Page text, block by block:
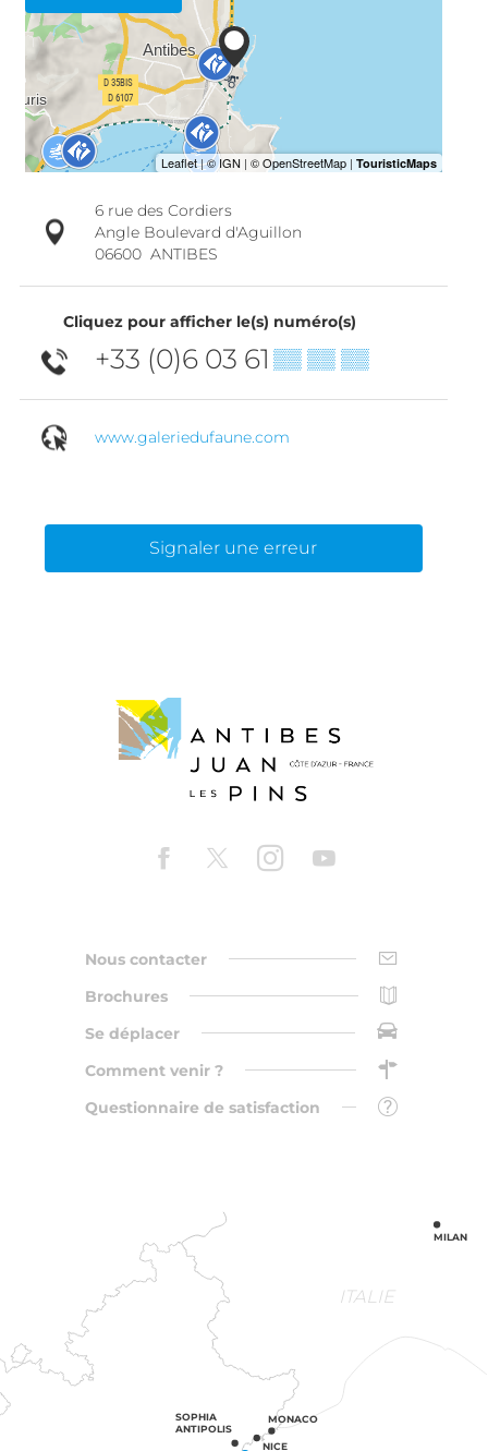
6 rue des Cordiers
Angle Boulevard d'Aguillon
06600 ANTIBES
Cliquez pour afficher le(s) numéro(s)
+33 (0)6 03 61 ▒▒ ▒▒ ▒▒
www.galeriedufaune.com
Signaler une erreur
Nous contacter
Brochures
Se déplacer
Comment venir ?
Questionnaire de satisfaction
ITALIE
SOPHIA
ANTIPOLIS
NICE
MONACO
MILAN